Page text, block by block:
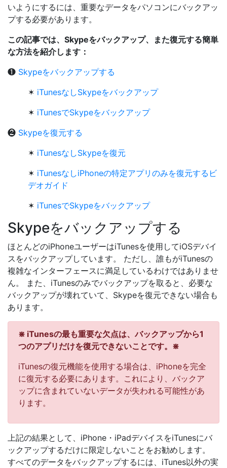
いようにするには、重要なデータをパソコンにバックアッ
プする必要があります。
この記事では、Skypeをバックアップ、また復元する簡単
な方法を紹介します：
❶ Skypeをバックアップする
✶ iTunesなしSkypeをバックアップ
✶ iTunesでSkypeをバックアップ
❷ Skypeを復元する
✶ iTunesなしSkypeを復元
✶ iTunesなしiPhoneの特定アプリのみを復元するビ
デオガイド
✶ iTunesでSkypeをバックアップ
Skypeをバックアップする
ほとんどのiPhoneユーザーはiTunesを使用してiOSデバイ
スをバックアップしています。 ただし、誰もがiTunesの
複雑なインターフェースに満足しているわけではありませ
ん。 また、iTunesのみでバックアップを取ると、必要な
バックアップが壊れていて、Skypeを復元できない場合も
あります。
⋇ iTunesの最も重要な欠点は、バックアップから1
つのアプリだけを復元できないことです。⋇
iTunesの復元機能を使用する場合は、iPhoneを完全
に復元する必要にあります。これにより、バックア
ップに含まれていないデータが失われる可能性があ
ります。
上記の結果として、iPhone・iPadデバイスをiTunesにバ
ックアップするだけに限定しないことをお勧めします。
すべてのデータをバックアップするには、iTunes以外の実